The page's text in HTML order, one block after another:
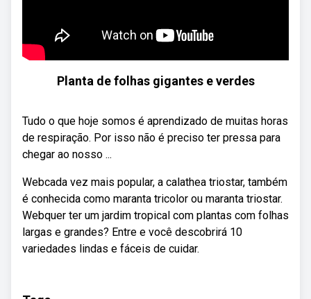
Planta de folhas gigantes e verdes
Tudo o que hoje somos é aprendizado de muitas horas
de respiração. Por isso não é preciso ter pressa para
chegar ao nosso ...
Webcada vez mais popular, a calathea triostar, também
é conhecida como maranta tricolor ou maranta triostar.
Webquer ter um jardim tropical com plantas com folhas
largas e grandes? Entre e você descobrirá 10
variedades lindas e fáceis de cuidar.